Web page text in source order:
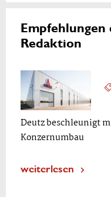
Redaktion
Deutz beschleunigt
Konzernumbau
weiterlesen